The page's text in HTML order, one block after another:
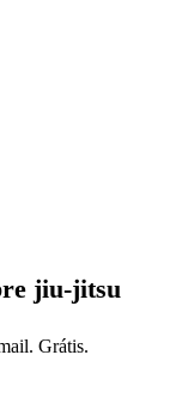
jiu-jitsu
Grátis.